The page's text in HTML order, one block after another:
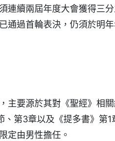
連續兩屆年度大會獲得三
通過首輪表決，仍須於明
主要源於其對《聖經》相
第3章以及《提多書》第
定由男性擔任。